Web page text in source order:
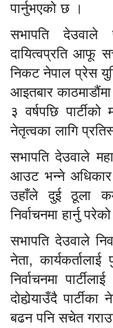
पार्नुभएको छ ।
सभापति देउवाले
दायित्वप्रति आफू
निकट नेपाल प्रेस
आइतबार
३ वर्षपछि
नेतृत्वका लागि
सभापति देउवाले
आउट भन्ने अधिकार
उहाँले दुई ठूला
निर्वाचनमा हार्नु
सभापति देउवाले
नेता,
निर्वाचनमा
दोहोर्‍याउँदै
बढन पनि सचेत